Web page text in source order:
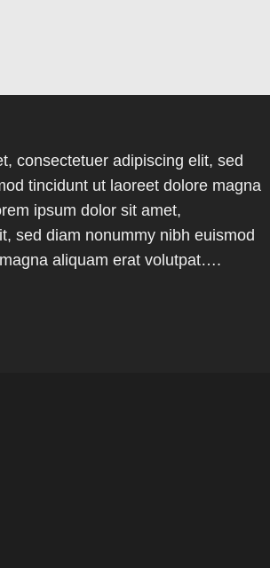
consectetuer adipiscing elit, sed
tincidunt ut laoreet dolore magna
ipsum dolor sit amet,
sed diam nonummy nibh euismod
aliquam erat volutpat….